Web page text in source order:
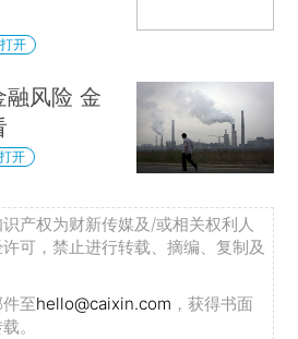
开
融风险 金
开
产权为财新传媒及/或相关权利人
可，禁止进行转载、摘编、复制及
至hello@caixin.com ，获得书面
。